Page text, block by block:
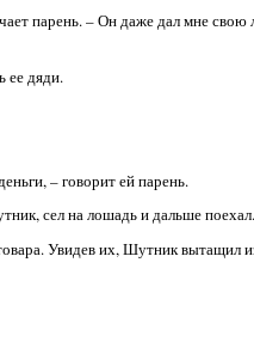
парень. – Он даже дал мне
ее дяди.
– говорит ей парень.
сел на лошадь и дальше поехал.
Увидев их, Шутник вытащил